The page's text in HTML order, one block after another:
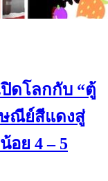
ดโลกกับ “ตู้
ณีย์สีแดงสู่
อย 4 – 5